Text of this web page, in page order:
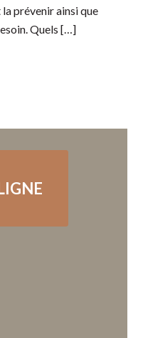
prévenir ainsi que
Quels […]